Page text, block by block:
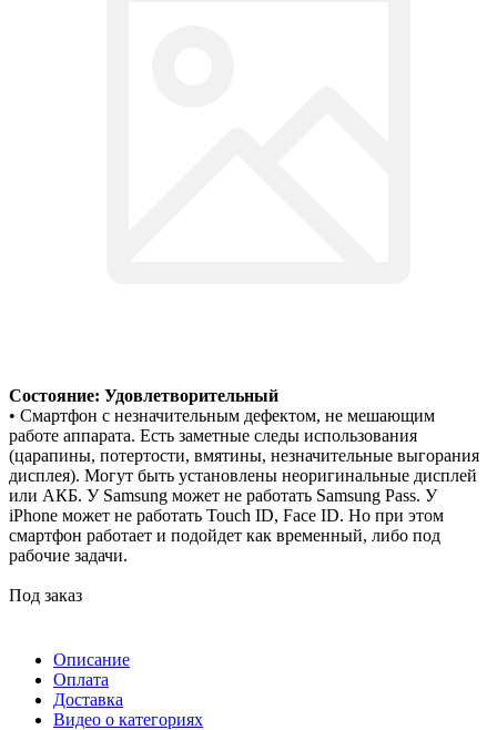
Состояние: Удовлетворительный
• Смартфон с незначительным дефектом, не мешающим
работе аппарата. Есть заметные следы использования
(царапины, потертости, вмятины, незначительные выгорания
дисплея). Могут быть установлены неоригинальные дисплей
или АКБ. У Samsung может не работать Samsung Pass. У
iPhone может не работать Touch ID, Face ID. Но при этом
смартфон работает и подойдет как временный, либо под
рабочие задачи.
Под заказ
Описание
Оплата
Доставка
Видео о категориях